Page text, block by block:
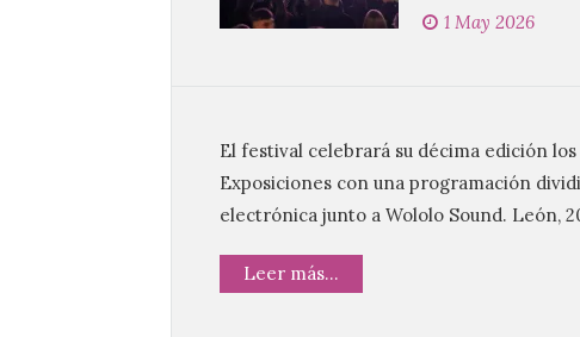
1 May 2026
El festival celebrará su décima edición
Exposiciones con una programación
electrónica junto a Wololo Sound. León,
Leer más...